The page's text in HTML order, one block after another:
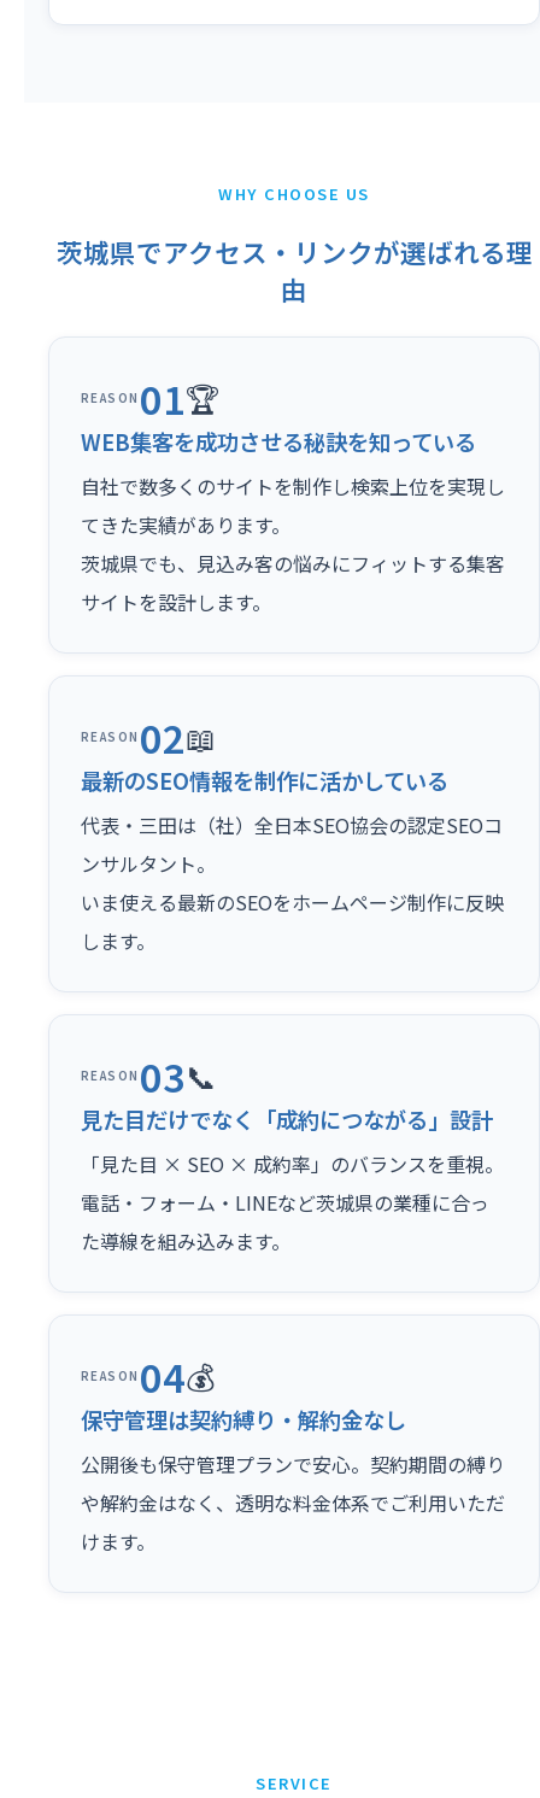
WHY CHOOSE US
茨城県でアクセス・リンクが選ばれる理
由
REASON 01🏆
WEB集客を成功させる秘訣を知っている
自社で数多くのサイトを制作し検索上位を実現し
てきた実績があります。
茨城県でも、見込み客の悩みにフィットする集客
サイトを設計します。
REASON 02📖
最新のSEO情報を制作に活かしている
代表・三田は（社）全日本SEO協会の認定SEOコ
ンサルタント。
いま使える最新のSEOをホームページ制作に反映
します。
REASON 03📞
見た目だけでなく「成約につながる」設計
「見た目 × SEO × 成約率」のバランスを重視。
電話・フォーム・LINEなど茨城県の業種に合っ
た導線を組み込みます。
REASON 04💰
保守管理は契約縛り・解約金なし
公開後も保守管理プランで安心。契約期間の縛り
や解約金はなく、透明な料金体系でご利用いただ
けます。
SERVICE